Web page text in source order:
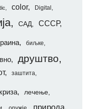
color Digital
САД СССР
биљке
друштво
заштита
криза лечење